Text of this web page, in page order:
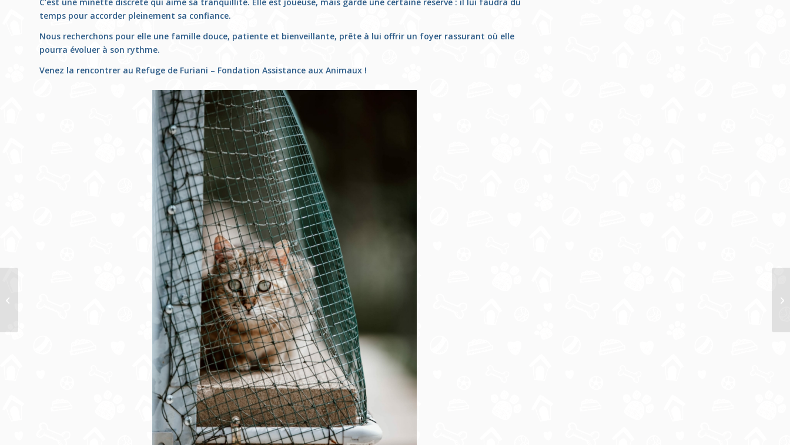
C’est une minette discrète qui aime sa tranquillité. Elle est joueuse, mais garde une certaine réserve : il lui faudra du
temps pour accorder pleinement sa confiance.
Nous recherchons pour elle une famille douce, patiente et bienveillante, prête à lui offrir un foyer rassurant où elle
pourra évoluer à son rythme.
Venez la rencontrer au Refuge de Furiani – Fondation Assistance aux Animaux !